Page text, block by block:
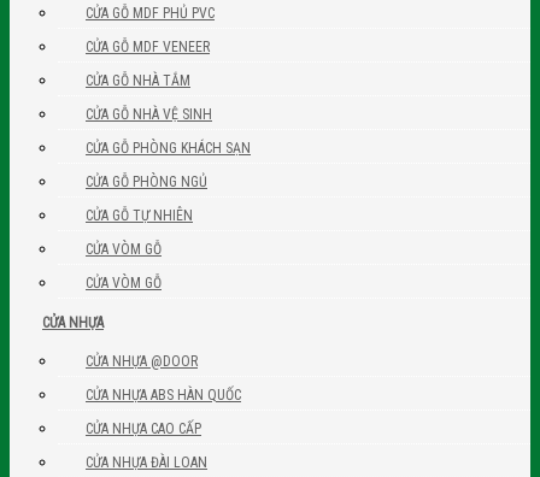
CỬA GỖ MDF PHỦ PVC
CỬA GỖ MDF VENEER
CỬA GỖ NHÀ TẮM
CỬA GỖ NHÀ VỆ SINH
CỬA GỖ PHÒNG KHÁCH SẠN
CỬA GỖ PHÒNG NGỦ
CỬA GỖ TỰ NHIÊN
CỬA VÒM GỖ
CỬA VÒM GỖ
CỬA NHỰA
CỬA NHỰA @DOOR
CỬA NHỰA ABS HÀN QUỐC
CỬA NHỰA CAO CẤP
CỬA NHỰA ĐÀI LOAN